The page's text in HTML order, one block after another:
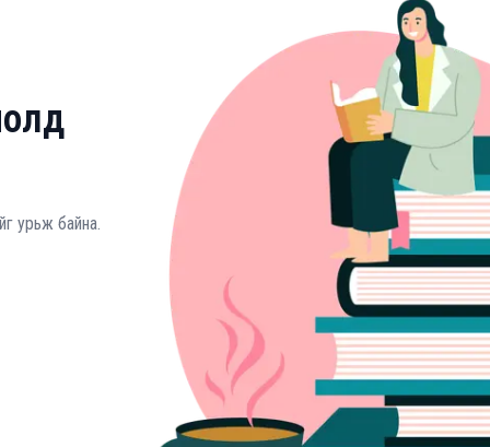
урьж байна.